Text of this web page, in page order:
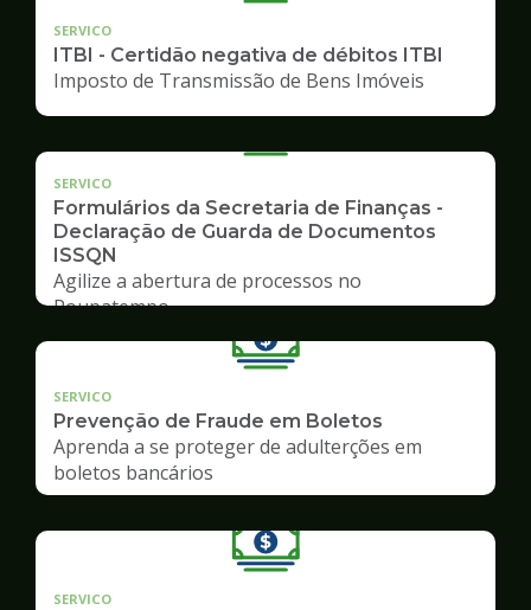
SERVICO
ITBI - Certidão negativa de débitos ITBI
Imposto de Transmissão de Bens Imóveis
SERVICO
Formulários da Secretaria de Finanças -
Declaração de Guarda de Documentos
ISSQN
Agilize a abertura de processos no
Poupatempo
SERVICO
Prevenção de Fraude em Boletos
Aprenda a se proteger de adulterções em
boletos bancários
SERVICO